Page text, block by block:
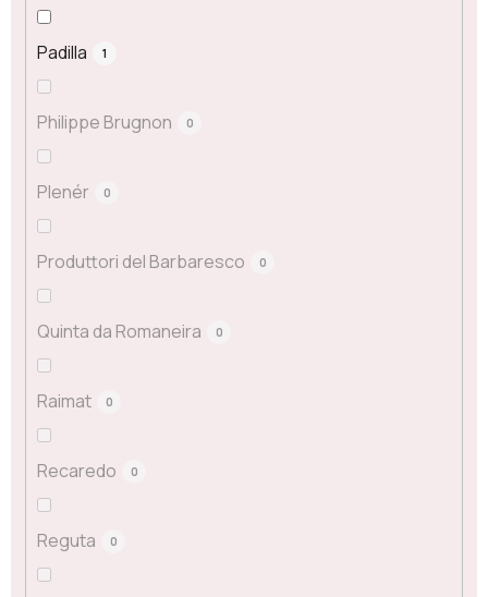
Padilla 1
Philippe Brugnon 0
Plenér 0
Produttori del Barbaresco 0
Quinta da Romaneira 0
Raimat 0
Recaredo 0
Reguta 0